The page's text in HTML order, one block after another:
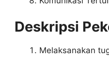
Deskripsi
Melaksanakan